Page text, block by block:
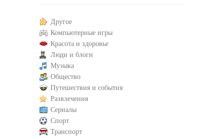
Другое
Компьютерные игры
Красота и здоровье
Люди и блоги
Музыка
Общество
Путешествия и события
Развлечения
Сериалы
Спорт
Транспорт